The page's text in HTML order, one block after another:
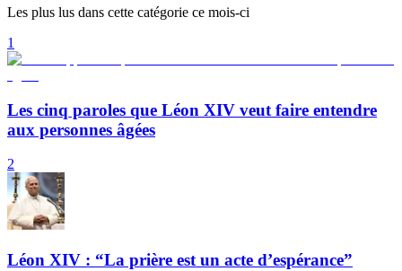
Les plus lus dans cette catégorie ce mois-ci
1
Les cinq paroles que Léon XIV veut faire entendre
aux personnes âgées
2
Léon XIV : “La prière est un acte d’espérance”